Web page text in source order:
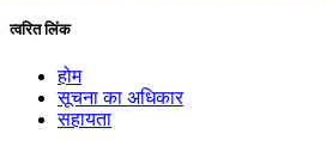
त्वरित लिंक
होम
सूचना का अधिकार
सहायता